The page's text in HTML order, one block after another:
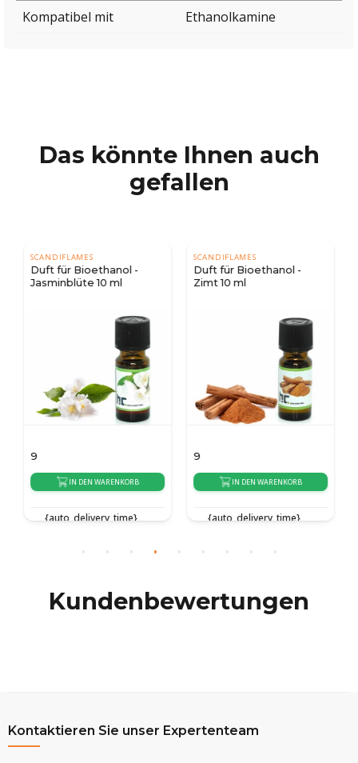
Kompatibel mit Ethanolkamine
Das könnte Ihnen auch
gefallen
SCANDIFLAMES
Duft für Bioethanol -
Jasminblüte 10 ml
9
IN DEN WARENKORB
{auto_delivery_time}
SCANDIFLAMES
Duft für Bioethanol -
Zimt 10 ml
9
IN DEN WARENKORB
{auto_delivery_time}
Kundenbewertungen
Kontaktieren Sie unser Expertenteam